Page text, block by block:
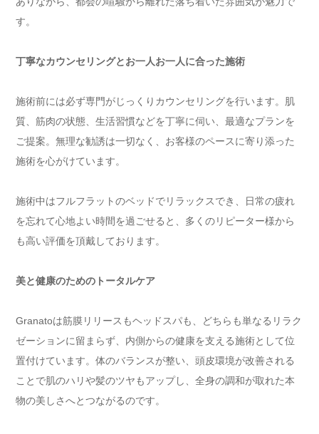
す。
丁寧なカウンセリングとお一人お一人に合った施術
施術前には必ず専門がじっくりカウンセリングを行います。肌
質、筋肉の状態、生活習慣などを丁寧に伺い、最適なプランを
ご提案。無理な勧誘は一切なく、お客様のペースに寄り添った
施術を心がけています。
施術中はフルフラットのベッドでリラックスでき、日常の疲れ
を忘れて心地よい時間を過ごせると、多くのリピーター様から
も高い評価を頂戴しております。
美と健康のためのトータルケア
Granatoは筋膜リリースもヘッドスパも、どちらも単なるリラク
ゼーションに留まらず、内側からの健康を支える施術として位
置付けています。体のバランスが整い、頭皮環境が改善される
ことで肌のハリや髪のツヤもアップし、全身の調和が取れた本
物の美しさへとつながるのです。